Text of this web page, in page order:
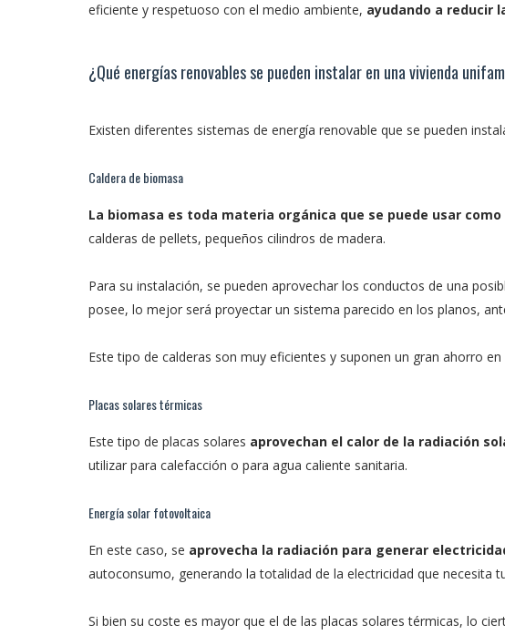
eficiente y respetuoso con el medio ambiente, ayudando a reducir
¿Qué energías renovables se pueden instalar en una vivienda
Existen diferentes sistemas de energía renovable que se pueden
Caldera de biomasa
La biomasa es toda materia orgánica que se puede usar
calderas de pellets, pequeños cilindros de madera.
Para su instalación, se pueden aprovechar los conductos de una
posee, lo mejor será proyectar un sistema parecido en los planos,
Este tipo de calderas son muy eficientes y suponen un gran ahorro en
Placas solares térmicas
Este tipo de placas solares aprovechan el calor de la radiación
utilizar para calefacción o para agua caliente sanitaria.
Energía solar fotovoltaica
En este caso, se aprovecha la radiación para generar
autoconsumo, generando la totalidad de la electricidad que necesita
Si bien su coste es mayor que el de las placas solares térmicas, lo